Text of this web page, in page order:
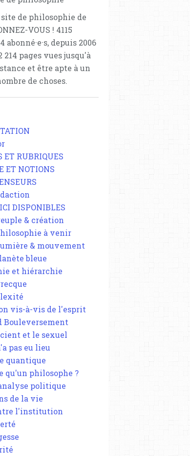
de philosophie de
VOUS ! 4115
abonné·e·s, depuis 2006
214 pages vues jusqu'à
et être apte à un
de choses.
ET RUBRIQUES
ET NOTIONS
DISPONIBLES
& création
à venir
& mouvement
bleue
et hiérarchie
vis-à-vis de l'esprit
Bouleversement
et le sexuel
pas eu lieu
quantique
qu'un philosophe ?
politique
de la vie
l'institution